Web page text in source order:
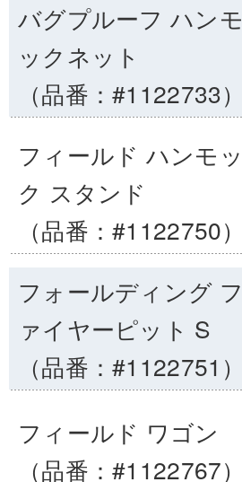
バグプルーフ ハンモ
ックネット
（品番：#1122733）
フィールド ハンモッ
ク スタンド
（品番：#1122750）
フォールディング フ
ァイヤーピット S
（品番：#1122751）
フィールド ワゴン
（品番：#1122767）